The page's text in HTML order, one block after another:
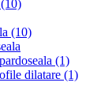
(10)
(10)
(1)
dilatare (1)